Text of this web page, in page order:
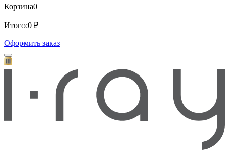
Корзина0
Итого:0 ₽
Оформить заказ